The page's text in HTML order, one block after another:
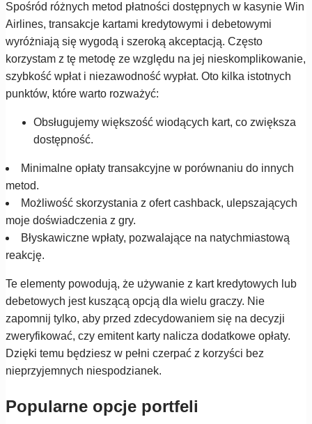
Spośród różnych metod płatności dostępnych w kasynie Win
Airlines, transakcje kartami kredytowymi i debetowymi
wyróżniają się wygodą i szeroką akceptacją. Często
korzystam z tę metodę ze względu na jej nieskomplikowanie,
szybkość wpłat i niezawodność wypłat. Oto kilka istotnych
punktów, które warto rozważyć:
Obsługujemy większość wiodących kart, co zwiększa
dostępność.
Minimalne opłaty transakcyjne w porównaniu do innych
metod.
Możliwość skorzystania z ofert cashback, ulepszających
moje doświadczenia z gry.
Błyskawiczne wpłaty, pozwalające na natychmiastową
reakcję.
Te elementy powodują, że używanie z kart kredytowych lub
debetowych jest kuszącą opcją dla wielu graczy. Nie
zapomnij tylko, aby przed zdecydowaniem się na decyzji
zweryfikować, czy emitent karty nalicza dodatkowe opłaty.
Dzięki temu będziesz w pełni czerpać z korzyści bez
nieprzyjemnych niespodzianek.
Popularne opcje portfeli